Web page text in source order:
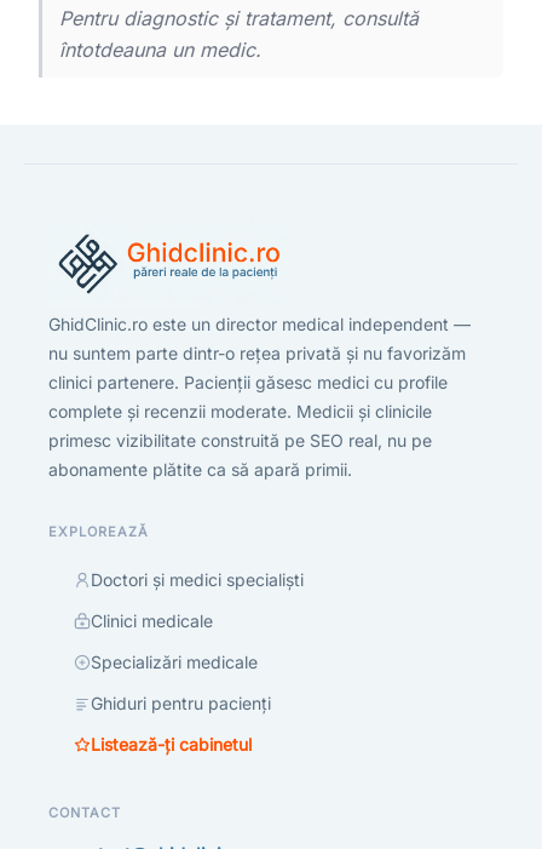
Pentru diagnostic și tratament, consultă
întotdeauna un medic.
GhidClinic.ro este un director medical independent —
nu suntem parte dintr-o rețea privată și nu favorizăm
clinici partenere. Pacienții găsesc medici cu profile
complete și recenzii moderate. Medicii și clinicile
primesc vizibilitate construită pe SEO real, nu pe
abonamente plătite ca să apară primii.
EXPLOREAZĂ
Doctori și medici specialiști
Clinici medicale
Specializări medicale
Ghiduri pentru pacienți
Listează-ți cabinetul
CONTACT